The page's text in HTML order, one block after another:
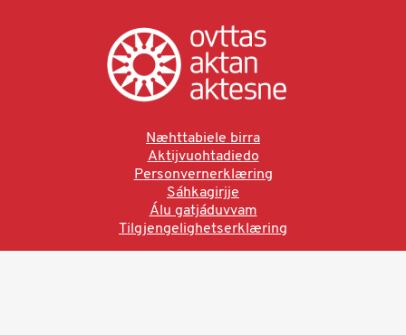
Næhttabiele birra
Aktijvuohtadiedo
Personvernerklæring
Sáhkagirjje
Álu gatjáduvvam
Tilgjengelighetserklæring